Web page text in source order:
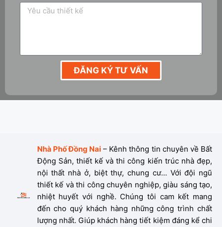
ĐĂNG KÝ TƯ VẤN
Nhà Phố Đồng Nai – Kênh thông tin chuyên về Bất
Động Sản, thiết kế và thi công kiến trúc nhà đẹp,
nội thất nhà ở, biệt thự, chung cư… Với đội ngũ
thiết kế và thi công chuyên nghiệp, giàu sáng tạo,
nhiệt huyết với nghề. Chúng tôi cam kết mang
đến cho quý khách hàng những công trình chất
lượng nhất. Giúp khách hàng tiết kiệm đáng kể chi